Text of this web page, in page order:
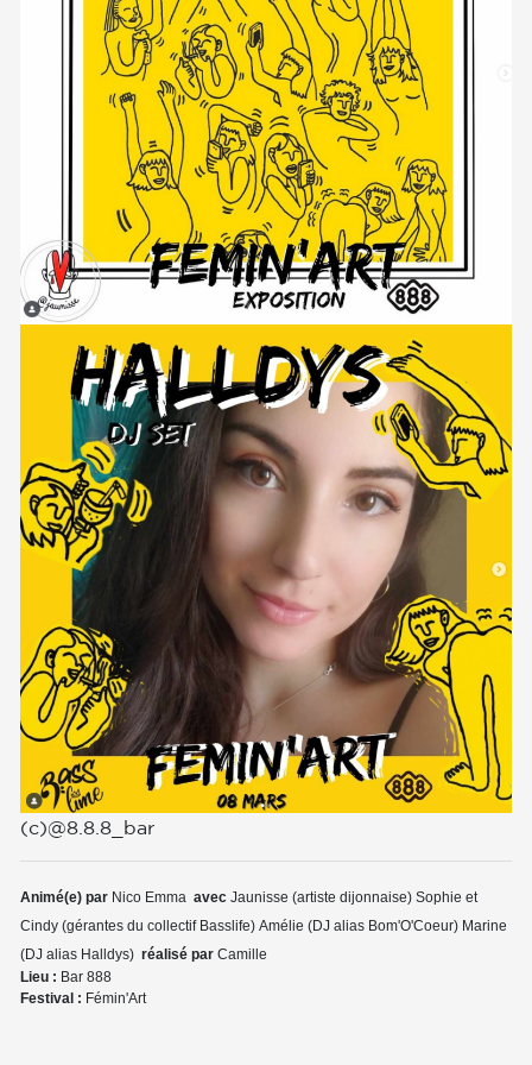
(c)@8.8.8_bar
Animé(e) par Nico Emma avec Jaunisse (artiste dijonnaise) Sophie et
Cindy (gérantes du collectif Basslife) Amélie (DJ alias Bom'O'Coeur) Marine
(DJ alias Halldys) réalisé par Camille
Lieu : Bar 888
Festival : Fémin'Art